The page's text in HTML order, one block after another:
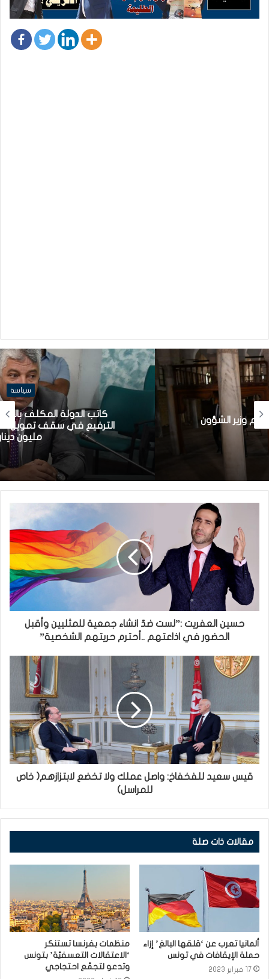
سياسة
كاتب الدولة المكلف بالشركات الاهلية: قريبا
الترفيع في سقف تمويل الشركات الأهلية إلى
مليون دينار
حسين العفريت :”لست ضدّ انشاء جمعية للمثليين وأقبل
الحضور في اذاعتهم ..أحترم حريتهم الشخصية”
قيس سعيد للفخفاخ: واصل عملك ولا تخضع لابتزازهم( خاص
للمراسل)
مقالات ذات صلة
ألمانيا تعرب عن ‘قلقها البالغ’ إزاء
حملة الإيقافات في تونس
17 فبراير 2023
منظمات بفرنسا تستنكر
‘الاعتقالات التعسفيّة’ بتونس
وتدعو لتجمّع احتجاجي